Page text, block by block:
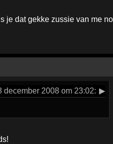
je dat gekke zussie van me
2008 om 23:02: ▶